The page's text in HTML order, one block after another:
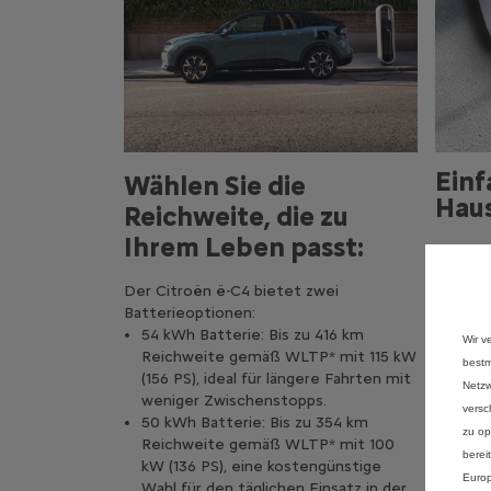
Wählen Sie die
Reichweite, die zu
Ihrem Leben passt:
Der Citroën ë-C4 bietet zwei
Batterieoptionen:
54 kWh Batterie: Bis zu 416 km
Reichweite gemäß WLTP* mit 115 kW
(156 PS), ideal für längere Fahrten mit
weniger Zwischenstopps.
50 kWh Batterie: Bis zu 354 km
Reichweite gemäß WLTP* mit 100
kW (136 PS), eine kostengünstige
denWir
zu